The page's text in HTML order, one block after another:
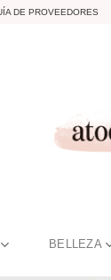
DE PROVEEDORES
BELLEZA